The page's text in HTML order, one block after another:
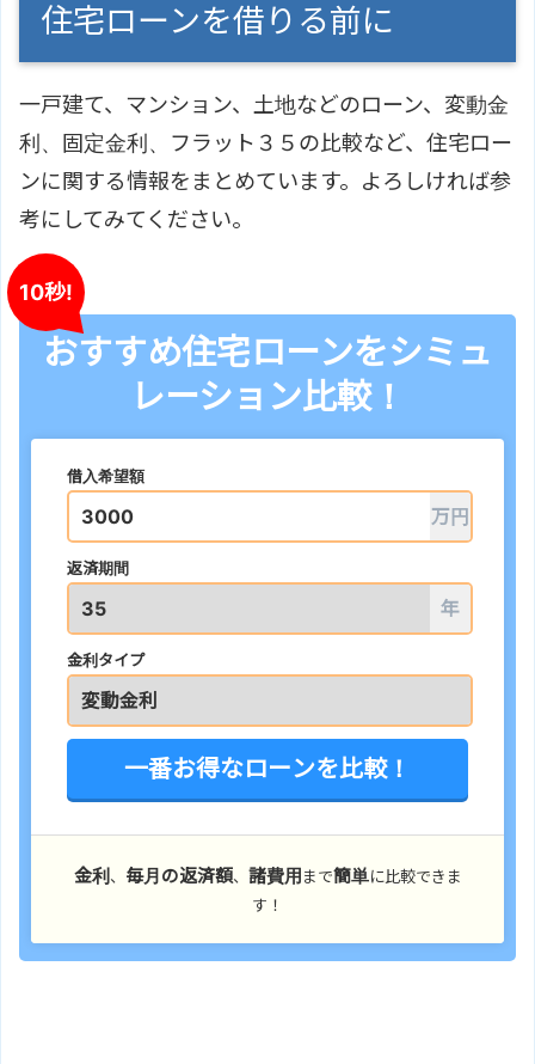
住宅ローンを借りる前に
一戸建て、マンション、土地などのローン、変動金
利、固定金利、フラット３５の比較など、住宅ロー
ンに関する情報をまとめています。よろしければ参
考にしてみてください。
10秒!
おすすめ住宅ローンをシミュ
レーション比較！
借入希望額
万円
返済期間
年
金利タイプ
一番お得なローンを比較！
金利、 毎月の返済額、 諸費用まで簡単に比較できま
す！